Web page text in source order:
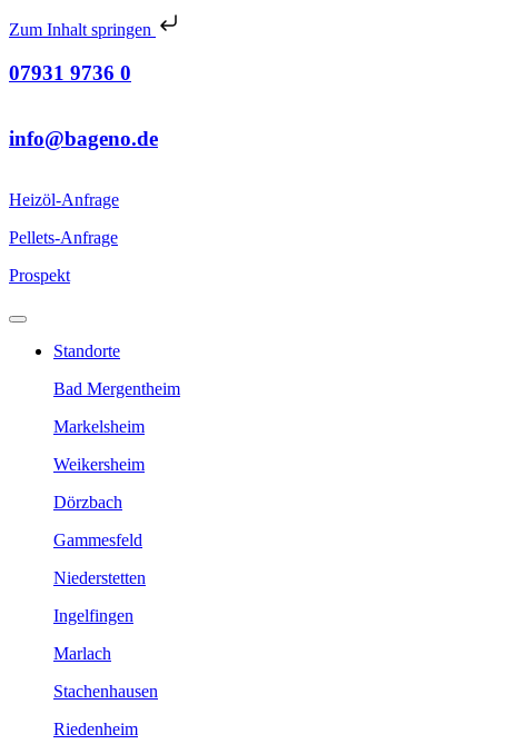
Zum Inhalt springen
07931 9736 0
info@bageno.de
Heizöl-Anfrage
Pellets-Anfrage
Prospekt
Standorte
Bad Mergentheim
Markelsheim
Weikersheim
Dörzbach
Gammesfeld
Niederstetten
Ingelfingen
Marlach
Stachenhausen
Riedenheim